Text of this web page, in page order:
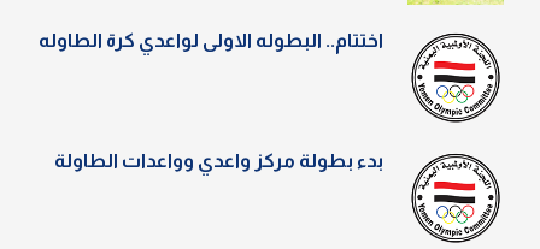
اختتام.. البطوله الاولى لواعدي كرة الطاوله
بدء بطولة مركز واعدي وواعدات الطاولة